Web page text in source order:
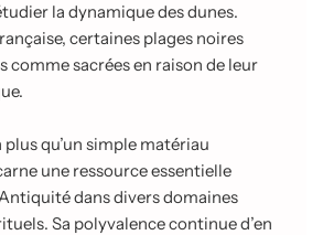
la dynamique des dunes.
certaines plages noires
comme sacrées en raison de leur
plus qu’un simple matériau
une ressource essentielle
dans divers domaines
Sa polyvalence continue d’en